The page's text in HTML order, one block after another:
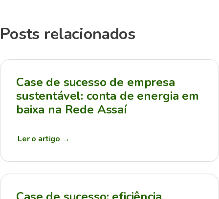
Posts relacionados
Case de sucesso de empresa
sustentável: conta de energia em
baixa na Rede Assaí
Ler o artigo →